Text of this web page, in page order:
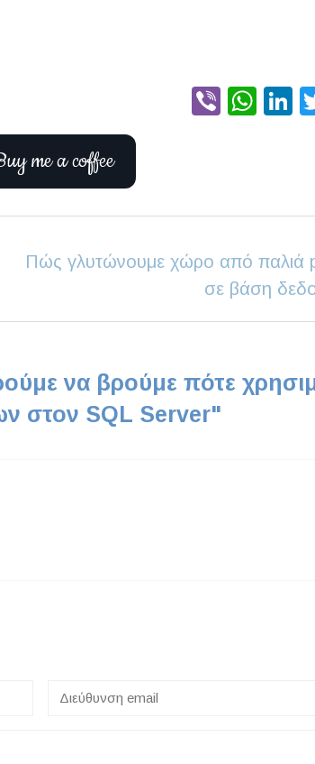
Viber
me a coffee
Πώς γλυτώνουμε χώρο από παλιά
σε βάση
να βρούμε πότε
στον SQL Server"